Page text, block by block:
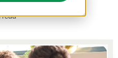
über deine Website.
und -tools.
Zelten.
Freizeitbranche
Tipps
read